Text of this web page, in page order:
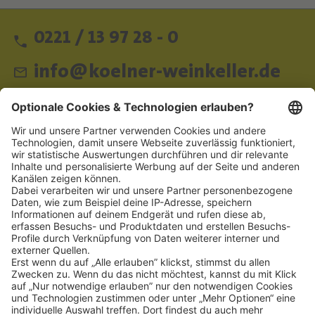
0221 / 13 97 28 - 0
info@koelner-weinkeller.de
Schnellzugriff
ZAHLUNGSMETHODEN
SOCIAL
NEWSLETTER
BESUCHEN SIE UNS